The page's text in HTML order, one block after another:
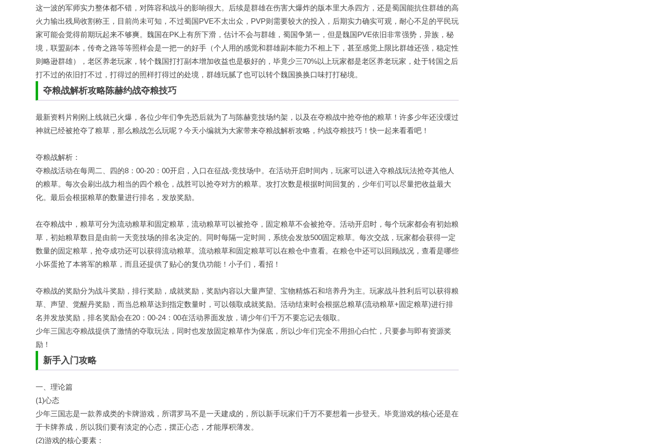
这一波的军师实力整体都不错，对阵容和战斗的影响很大。后续是群雄在伤害大爆炸的版本里大杀四方，还是蜀国能抗住群雄的高
火力输出残局收割称王，目前尚未可知，不过蜀国PVE不太出众，PVP则需要较大的投入，后期实力确实可观，耐心不足的平民玩
家可能会觉得前期玩起来不够爽。魏国在PK上有所下滑，估计不会与群雄，蜀国争第一，但是魏国PVE依旧非常强势，异族，秘
境，联盟副本，传奇之路等等照样会是一把一的好手（个人用的感觉和群雄副本能力不相上下，甚至感觉上限比群雄还强，稳定性
则略逊群雄），老区养老玩家，转个魏国打打副本增加收益也是极好的，毕竟少三70%以上玩家都是老区养老玩家，处于转国之后
打不过的依旧打不过，打得过的照样打得过的处境，群雄玩腻了也可以转个魏国换换口味打打秘境。
夺粮战解析攻略陈赫约战夺粮技巧
最新资料片刚刚上线就已火爆，各位少年们争先恐后就为了与陈赫竞技场约架，以及在夺粮战中抢夺他的粮草！许多少年还没缓过
神就已经被抢夺了粮草，那么粮战怎么玩呢？今天小编就为大家带来夺粮战解析攻略，约战夺粮技巧！快一起来看看吧！
夺粮战解析：
夺粮战活动在每周二、四的8：00-20：00开启，入口在征战-竞技场中。在活动开启时间内，玩家可以进入夺粮战玩法抢夺其他人
的粮草。每次会刷出战力相当的四个粮仓，战胜可以抢夺对方的粮草。攻打次数是根据时间回复的，少年们可以尽量把收益最大
化。最后会根据粮草的数量进行排名，发放奖励。
在夺粮战中，粮草可分为流动粮草和固定粮草，流动粮草可以被抢夺，固定粮草不会被抢夺。活动开启时，每个玩家都会有初始粮
草，初始粮草数目是由前一天竞技场的排名决定的。同时每隔一定时间，系统会发放500固定粮草。每次交战，玩家都会获得一定
数量的固定粮草，抢夺成功还可以获得流动粮草。流动粮草和固定粮草可以在粮仓中查看。在粮仓中还可以回顾战况，查看是哪些
小坏蛋抢了本将军的粮草，而且还提供了贴心的复仇功能！小子们，看招！
夺粮战的奖励分为战斗奖励，排行奖励，成就奖励，奖励内容以大量声望、宝物精炼石和培养丹为主。玩家战斗胜利后可以获得粮
草、声望、觉醒丹奖励，而当总粮草达到指定数量时，可以领取成就奖励。活动结束时会根据总粮草(流动粮草+固定粮草)进行排
名并发放奖励，排名奖励会在20：00-24：00在活动界面发放，请少年们千万不要忘记去领取。
少年三国志夺粮战提供了激情的夺取玩法，同时也发放固定粮草作为保底，所以少年们完全不用担心白忙，只要参与即有资源奖
励！
新手入门攻略
一、理论篇
(1)心态
少年三国志是一款养成类的卡牌游戏，所谓罗马不是一天建成的，所以新手玩家们千万不要想着一步登天。毕竟游戏的核心还是在
于卡牌养成，所以我们要有淡定的心态，摆正心态，才能厚积薄发。
(2)游戏的核心要素：